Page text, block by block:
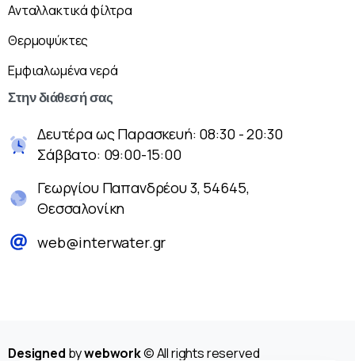
Ανταλλακτικά φίλτρα
Θερμοψύκτες
Εμφιαλωμένα νερά
Στηνδιάθεσήσας
Δευτέρα ως Παρασκευή: 08:30 - 20:30
Σάββατο: 09:00-15:00
Γεωργίου Παπανδρέου 3, 54645,
Θεσσαλονίκη
web@interwater.gr
Designed bywebwork© All rights reserved